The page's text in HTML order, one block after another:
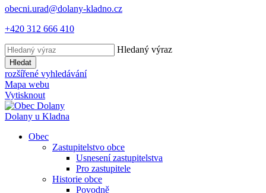
obecni.urad@dolany-kladno.cz
+420 312 666 410
Hledaný výraz
Hledat
rozšířené vyhledávání
Mapa webu
Vytisknout
Dolany u Kladna
Obec
Zastupitelstvo obce
Usnesení zastupitelstva
Pro zastupitele
Historie obce
Povodně